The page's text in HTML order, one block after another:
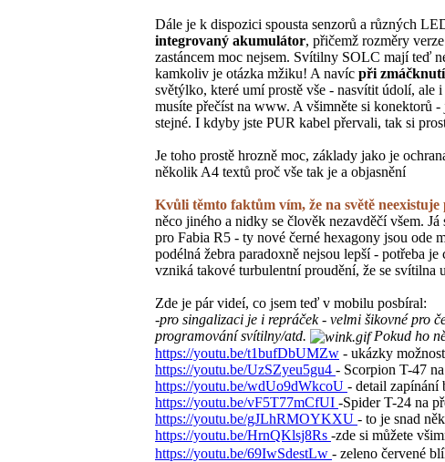
Dále je k dispozici spousta senzorů a různých
integrovaný akumulátor, přičemž rozměry
zastáncem moc nejsem. Svítilny SOLC mají teď
kamkoliv je otázka mžiku! A navíc při
světýlko, které umí prostě vše - nasvítit údolí,
musíte přečíst na www. A všimněte si konektorů
stejné. I kdyby jste PUR kabel přervali, tak si
Je toho prostě hrozně moc, základy jako je
několik A4 textů proč vše tak je a objasnění
Kvůli těmto faktům vím, že na světě
něco jiného a nidky se člověk nezavděčí všem.
pro Fabia R5 - ty nové černé hexagony jsou ode
podélná žebra paradoxně nejsou lepší - potřeba
vzniká takové turbulentní proudění, že se
Zde je pár videí, co jsem teď v mobilu posbíral:
-pro singalizaci je i repráček - velmi šikovné pro
programování svítilny/atd.
Pokud ho
https://youtu.be/t1bufDbUMZw - ukázky
https://youtu.be/UzSZyeu5gu4 - Scorpion T-47
https://youtu.be/wdUo9dWkcoU - detail zapínání
https://youtu.be/vF5T77mCfUI -Spider T-24 na
https://youtu.be/gJLhRMOYKXU - to je snad
https://youtu.be/HrnQKlsj8Rs -zde si můžete
https://youtu.be/69IwSdestLw - zeleno červené